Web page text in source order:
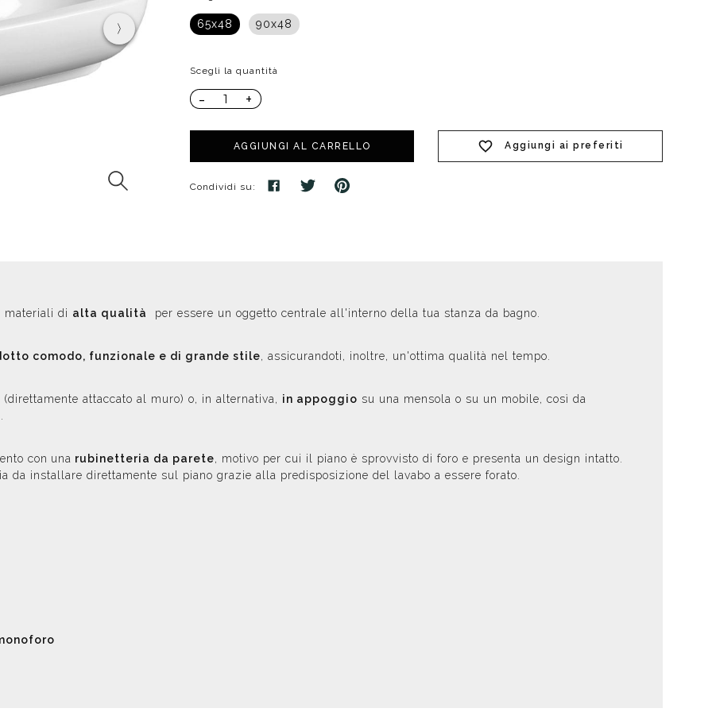
Cassette di scarico
Soffioni speciali
Soffioni Renovation
Distributori
Phon
65x48 90x48
Scegli la quantità
- +
AGGIUNGI AL CARRELLO Aggiungi ai preferiti
Condividi su:
di alta qualità per essere un oggetto centrale all'interno della tua stanza da bagno.
comodo, funzionale e di grande stile, assicurandoti, inoltre, un'ottima qualità nel tempo.
(direttamente attaccato al muro) o, in alternativa, in appoggio su una mensola o su un mobile, così da
con una rubinetteria da parete, motivo per cui il piano è sprovvisto di foro e presenta un design intatto.
da installare direttamente sul piano grazie alla predisposizione del lavabo a essere forato.